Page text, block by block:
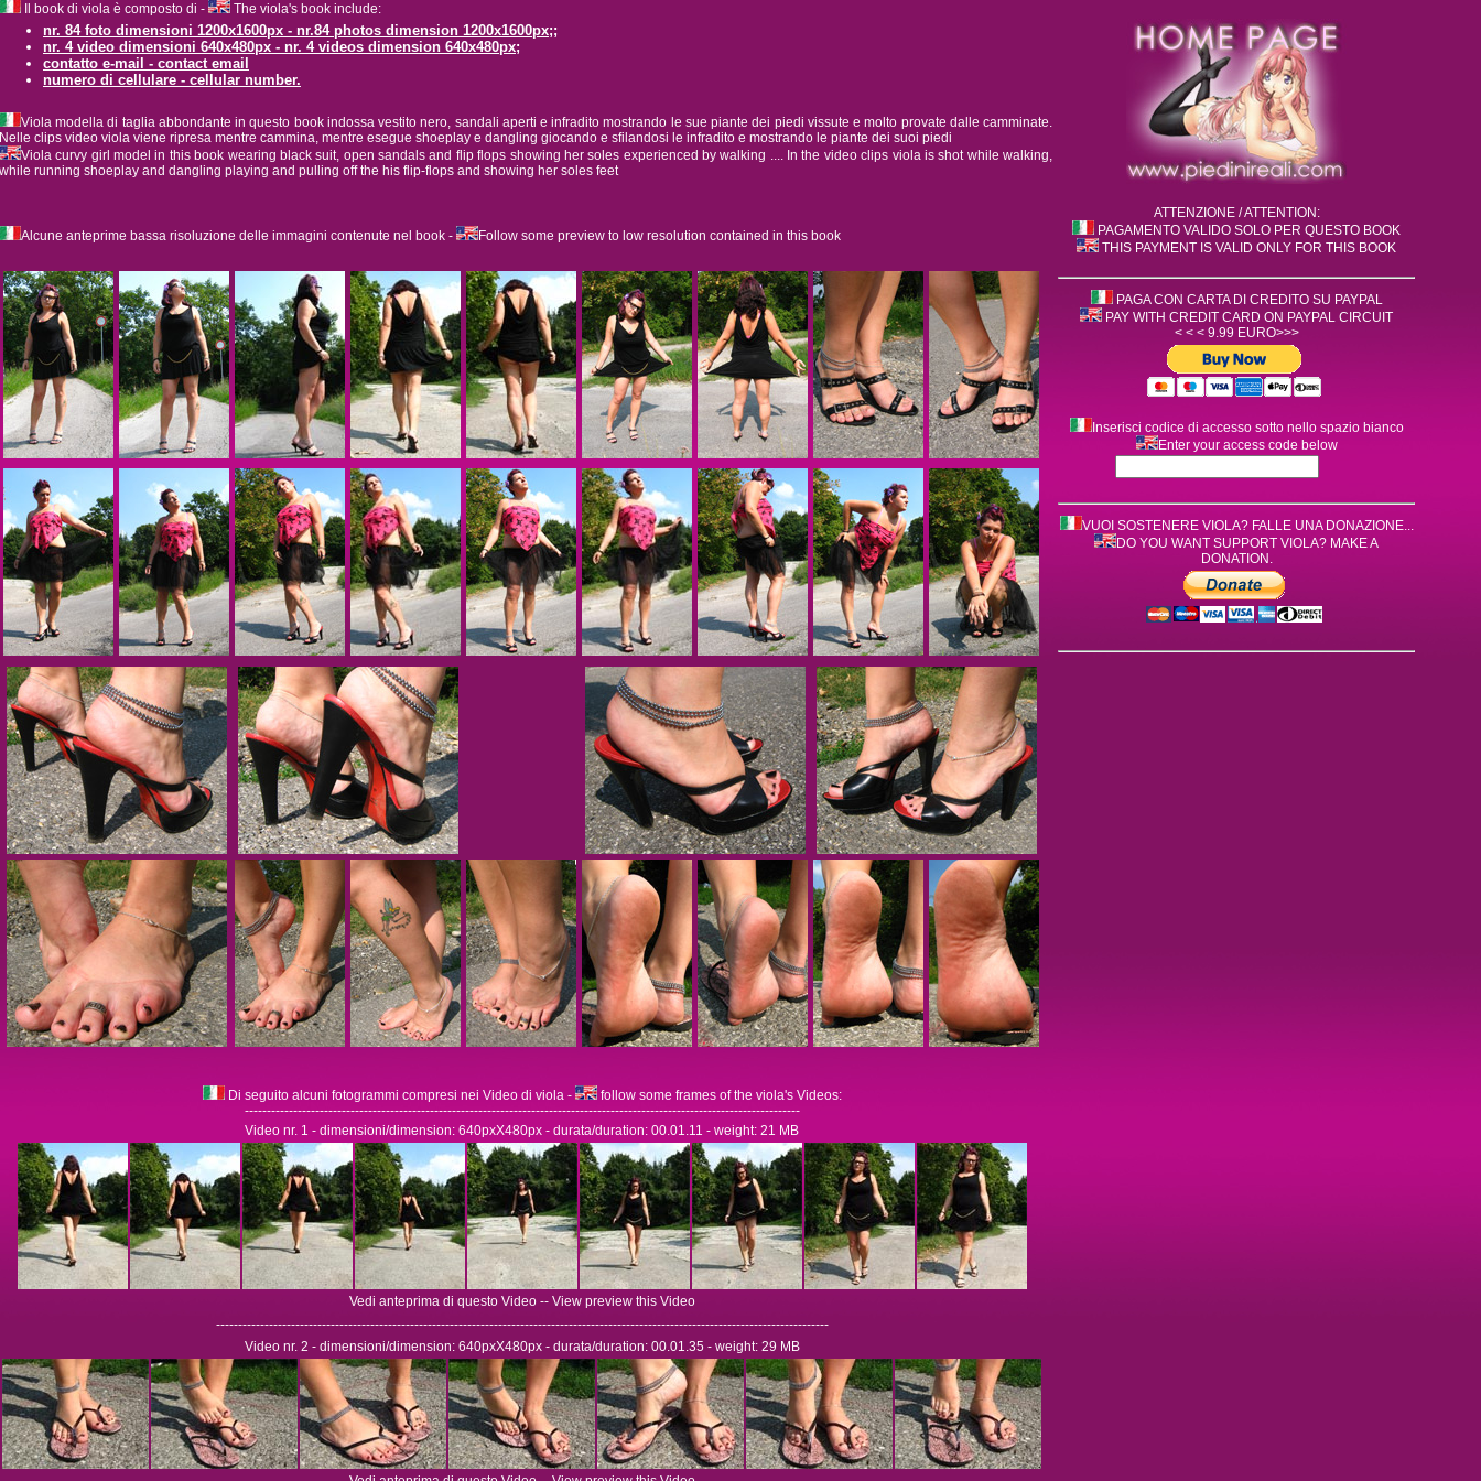
Il book di viola è composto di - The viola's book include:
nr. 84 foto dimensioni 1200x1600px - nr.84 photos dimension 1200x1600px;;
nr. 4 video dimensioni 640x480px - nr. 4 videos dimension 640x480px;
contatto e-mail - contact email
numero di cellulare - cellular number.
Viola modella di taglia abbondante in questo book indossa vestito nero, sandali aperti e infradito mostrando le sue piante dei piedi vissute e molto provate dalle camminate.
Nelle clips video viola viene ripresa mentre cammina, mentre esegue shoeplay e dangling giocando e sfilandosi le infradito e mostrando le piante dei suoi piedi
Viola curvy girl model in this book wearing black suit, open sandals and flip flops showing her soles experienced by walking .... In the video clips viola is shot while walking,
while running shoeplay and dangling playing and pulling off the his flip-flops and showing her soles feet
Alcune anteprime bassa risoluzione delle immagini contenute nel book - Follow some preview to low resolution contained in this book
ATTENZIONE / ATTENTION:
PAGAMENTO VALIDO SOLO PER QUESTO BOOK
THIS PAYMENT IS VALID ONLY FOR THIS BOOK
PAGA CON CARTA DI CREDITO SU PAYPAL
PAY WITH CREDIT CARD ON PAYPAL CIRCUIT
< < < 9.99 EURO>>>
Inserisci codice di accesso sotto nello spazio bianco
Enter your access code below
VUOI SOSTENERE VIOLA? FALLE UNA DONAZIONE...
DO YOU WANT SUPPORT VIOLA? MAKE A
DONATION.
Di seguito alcuni fotogrammi compresi nei Video di viola -
follow some frames of the viola's Videos:
------------------------------------------------------------------------------------------------------------------------------
Video nr. 1 - dimensioni/dimension: 640pxX480px - durata/duration: 00.01.11 - weight: 21 MB
Vedi anteprima di questo Video -- View preview this Video
-------------------------------------------------------------------------------------------------------------------------------------------
Video nr. 2 - dimensioni/dimension: 640pxX480px - durata/duration: 00.01.35 - weight: 29 MB